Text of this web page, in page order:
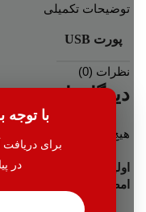
با
برای دریافت
در
توضیحات تکمیلی
پورت USB
نظرات (0)
دیدگاهها
هیچ دیدگاهی برای این
اولین نفری باشید که
امضاء دیجیتال”